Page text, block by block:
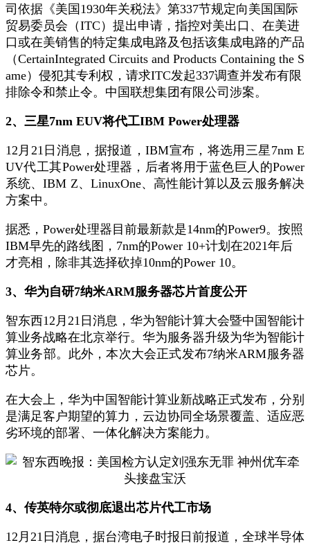
司依据《美国1930年关税法》第337节规定向美国国际
贸易委员会（ITC）提出申请，指控对美出口、在美进
口或在美销售的特定集成电路及包括该集成电路的产品
（CertainIntegrated Circuits and Products Containing the S
ame）侵犯其专利权，请求ITC发起337调查并发布有限
排除令和禁止令。中国联想集团有限公司涉案。
2、三星7nm EUV将代工IBM Power处理器
12月21日消息，据报道，IBM宣布，将选用三星7nm E
UV代工其Power处理器，后者将用于蓝色巨人的Power
系统、IBM Z、LinuxOne、高性能计算以及云服务解决
方案中。
据悉，Power处理器目前最新款是14nm的Power9。按照
IBM早先的路线图，7nm的Power 10+计划在2021年后
才亮相，除非其选择砍掉10nm的Power 10。
3、华为自研7纳米ARM服务器芯片首度公开
智东西12月21日消息，华为智能计算大会暨中国智能计
算业务战略在北京举行。华为服务器升级为华为智能计
算业务部。此外，本次大会正式发布7纳米ARM服务器
芯片。
在大会上，华为中国智能计算业新战略正式发布，分别
是满足客户期望的算力，云边协同全场景覆盖、适应恶
劣环境的部署、一体化解决方案能力。
4、传英特尔或彻底退出芯片代工市场
12月21日消息，据台湾电子时报日前报道，全球半导体